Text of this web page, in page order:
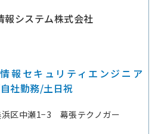
報システム株式会社
報セキュリティエンジニア
社勤務/土日祝
浜区中瀬1−3 幕張テクノガー